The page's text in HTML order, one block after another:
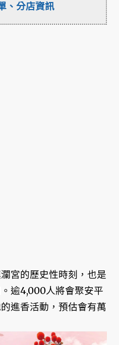
、分店資訊
宮的歷史性時刻，也是
逾4,000人將會聚安平
進香活動，預估會有萬